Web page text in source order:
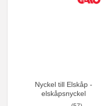
Nyckel till Elskåp -
elskåpsnyckel